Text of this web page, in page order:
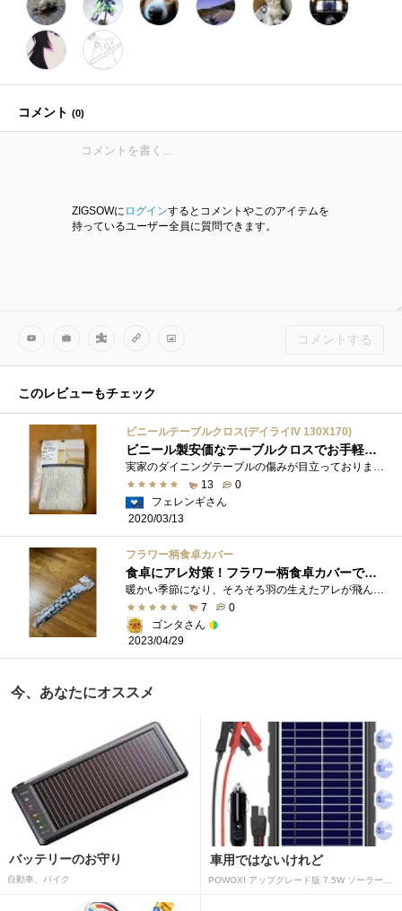
コメント (0)
ZIGSOWに ログインするとコメントやこのアイテムを
持っているユーザー全員に質問できます。
コメントする
このレビューもチェック
ビニールテーブルクロス(デイライIV 130X170)
ビニール製安価なテーブルクロスでお手軽リフォーム
実家のダイニングテーブルの傷みが目立っております 母親は買い替えを希望しているようですが、入れ替えが面倒なので ま とにかく テー�...
13
0
フェレンギさん
2020/03/13
フラワー柄食卓カバー
食卓にアレ対策！フラワー柄食卓カバーでブロック！
7
0
ゴンタさん
2023/04/29
今、あなたにオススメ
バッテリーのお守り
自動車、バイク
車用ではないけれど